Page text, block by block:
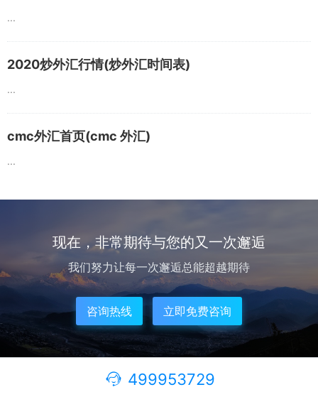
...
2020炒外汇行情(炒外汇时间表)
...
cmc外汇首页(cmc 外汇)
...
现在，非常期待与您的又一次邂逅
我们努力让每一次邂逅总能超越期待
咨询热线 立即免费咨询
499953729